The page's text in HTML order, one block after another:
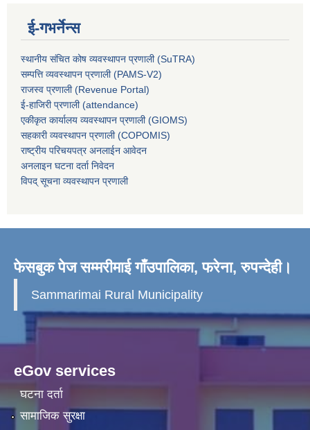
ई-गभर्नेन्स
स्थानीय संचित कोष व्यवस्थापन प्रणाली (SuTRA)
सम्पत्ति व्यवस्थापन प्रणाली (PAMS-V2)
राजस्व प्रणाली (Revenue Portal)
ई-हाजिरी प्रणाली (attendance)
एकीकृत कार्यालय व्यवस्थापन प्रणाली (GIOMS)
सहकारी व्यवस्थापन प्रणाली (COPOMIS)
राष्ट्रीय परिचयपत्र अनलाईन आवेदन
अनलाइन घटना दर्ता निवेदन
विपद् सूचना व्यवस्थापन प्रणाली
फेसबुक पेज सम्मरीमाई गाँउपालिका, फरेना, रुपन्देही।
Sammarimai Rural Municipality
eGov services
घटना दर्ता
सामाजिक सुरक्षा